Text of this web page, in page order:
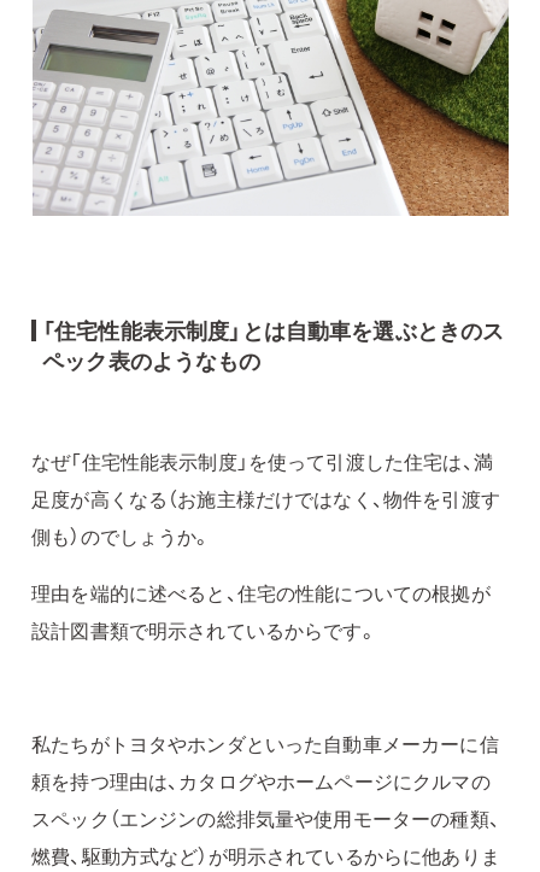
「住宅性能表示制度」とは自動車を選ぶときのス
ペック表のようなもの
なぜ「住宅性能表示制度」を使って引渡した住宅は、満
足度が高くなる（お施主様だけではなく、物件を引渡す
側も）のでしょうか。
理由を端的に述べると、住宅の性能についての根拠が
設計図書類で明示されているからです。
私たちがトヨタやホンダといった自動車メーカーに信
頼を持つ理由は、カタログやホームページにクルマの
スペック（エンジンの総排気量や使用モーターの種類、
燃費、駆動方式など）が明示されているからに他ありま